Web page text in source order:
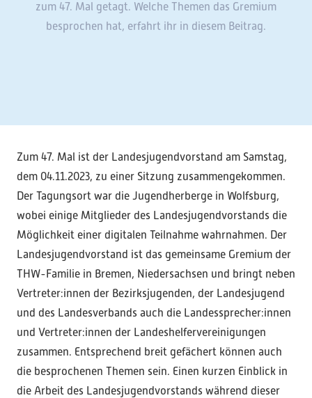
zum 47. Mal getagt. Welche Themen das Gremium
besprochen hat, erfahrt ihr in diesem Beitrag.
Zum 47. Mal ist der Landesjugendvorstand am Samstag,
dem 04.11.2023, zu einer Sitzung zusammengekommen.
Der Tagungsort war die Jugendherberge in Wolfsburg,
wobei einige Mitglieder des Landesjugendvorstands die
Möglichkeit einer digitalen Teilnahme wahrnahmen. Der
Landesjugendvorstand ist das gemeinsame Gremium der
THW-Familie in Bremen, Niedersachsen und bringt neben
Vertreter:innen der Bezirksjugenden, der Landesjugend
und des Landesverbands auch die Landessprecher:innen
und Vertreter:innen der Landeshelfervereinigungen
zusammen. Entsprechend breit gefächert können auch
die besprochenen Themen sein. Einen kurzen Einblick in
die Arbeit des Landesjugendvorstands während dieser